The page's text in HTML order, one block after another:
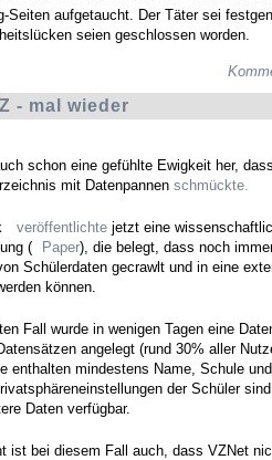
Seiten aufgetaucht. Der Täter sei
seien geschlossen worden.
- mal wieder
schon eine gefühlte Ewigkeit her,
mit Datenpannen schmückte.
veröffentlichtejetzt eine
(
Paper), die belegt, dass noch
Schülerdaten gecrawlt und in eine
können.
Fall wurde in wenigen Tagen eine
angelegt (rund 30% aller
enthalten mindestens Name, Schule
der Schüler
Daten verfügbar.
ist bei diesem Fall auch, dass VZNet